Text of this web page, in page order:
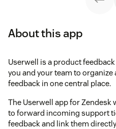
About this app
Userwell is a product
you and your team to
feedback in one central place.
The Userwell app for
to forward incoming support
feedback and link them